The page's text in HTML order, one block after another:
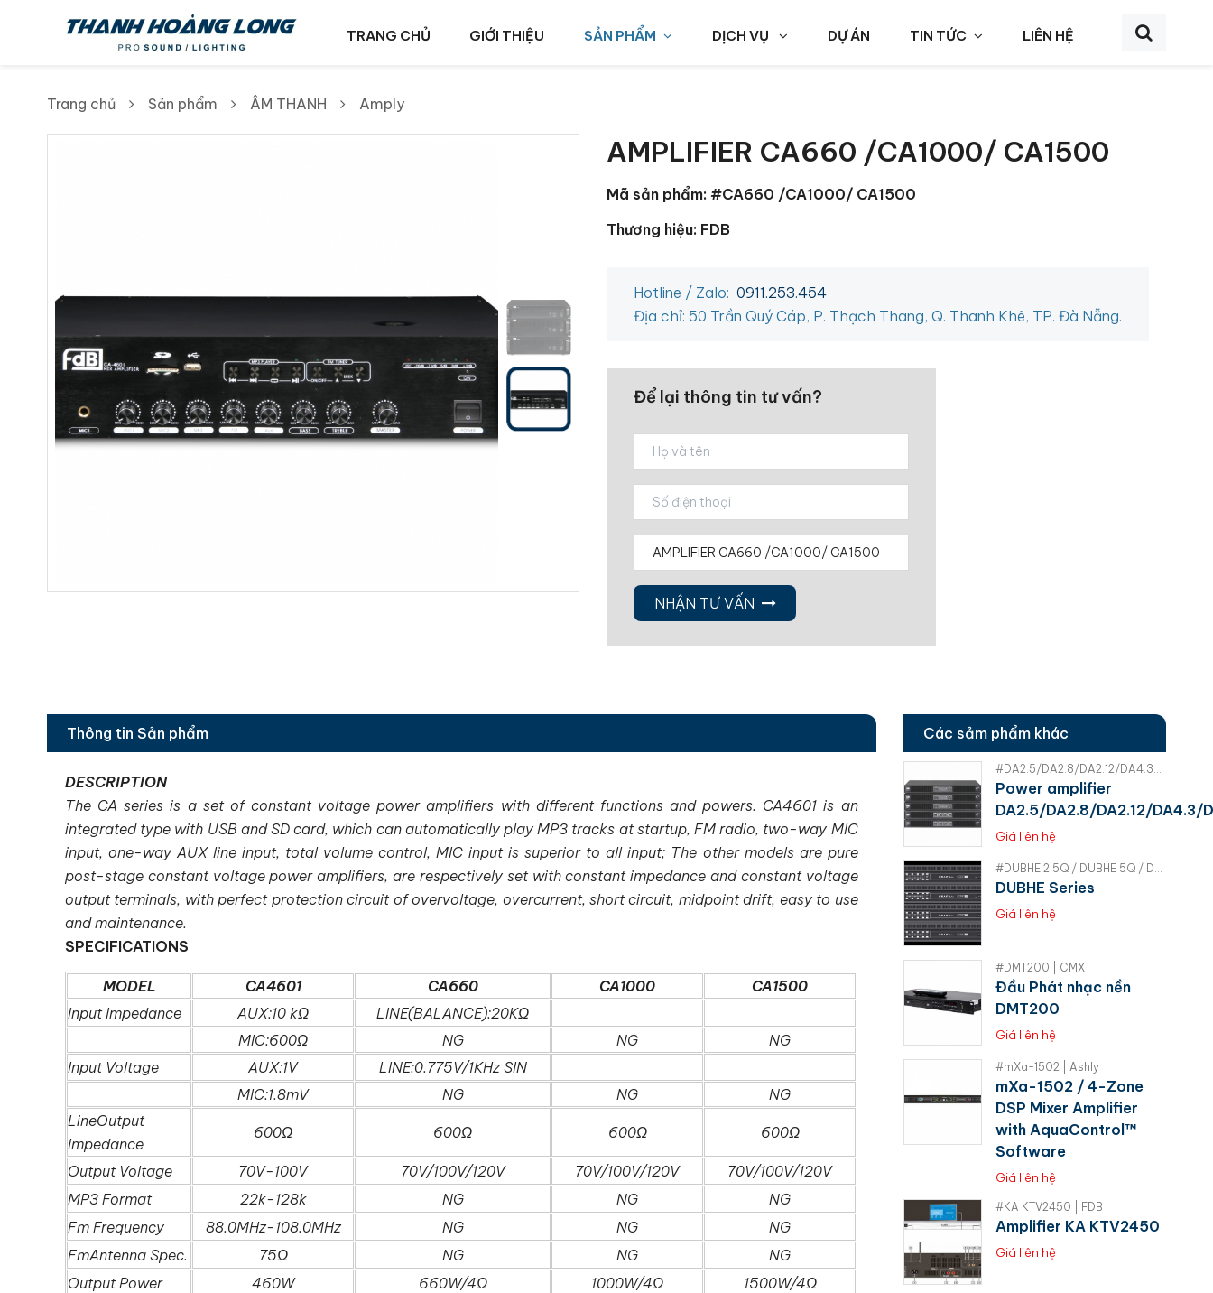
TRANG CHỦ GIỚI THIỆU SẢN PHẨM DỊCH VỤ DỰ ÁN TIN TỨC LIÊN HỆ
Trang chủ Sản phẩm ÂM THANH Amply
AMPLIFIER CA660 /CA1000/ CA1500
Mã sản phẩm: #CA660 /CA1000/ CA1500
Thương hiệu: FDB
Hotline / Zalo: 0911.253.454
Địa chỉ: 50 Trần Quý Cáp, P. Thạch Thang, Q. Thanh Khê, TP. Đà Nẵng.
Để lại thông tin tư vấn?
NHẬN TƯ VẤN
Thông tin Sản phẩm
DESCRIPTION
The CA series is a set of constant voltage power amplifiers with different functions and powers. CA4601 is an
integrated type with USB and SD card, which can automatically play MP3 tracks at startup, FM radio, two-way MIC
input, one-way AUX line input, total volume control, MIC input is superior to all input; The other models are pure
post-stage constant voltage power amplifiers, are respectively set with constant impedance and constant voltage
output terminals, with perfect protection circuit of overvoltage, overcurrent, short circuit, midpoint drift, easy to use
and maintenance.
SPECIFICATIONS
MODEL CA4601 CA660 CA1000
CA1500
Input Impedance
AUX:10 kΩ
LINE(BALANCE):20KΩ
MIC:600Ω
NG NG
NG
Input Voltage
AUX:1V
LINE:0.775V/1KHz SIN
MIC:1.8mV
NG NG
NG
LineOutput
Impedance
600Ω 600Ω 600Ω 600Ω
Output Voltage 70V-100V 70V/100V/120V 70V/100V/120V
70V/100V/120V
MP3 Format
22k-128k NG NG
NG
Fm Frequency
88.0MHz-108.0MHz NG NG
NG
FmAntenna Spec.
75Ω NG NG
NG
Output Power
460W 660W/4Ω 1000W/4Ω
1500W/4Ω
Các sảm phẩm khác
#DA2.5/DA2.8/DA2.12/DA4.3/DA4.6 | FDB
Power amplifier
DA2.5/DA2.8/DA2.12/DA4.3/
Giá liên hệ
DUBHE Series
Giá liên hệ
#DMT200 | CMX
Đầu Phát nhạc nền
DMT200
Giá liên hệ
#mXa-1502 | Ashly
mXa-1502 / 4-Zone
DSP Mixer Amplifier
with AquaControl™
Software
Giá liên hệ
#KA KTV2450 | FDB
Amplifier KA KTV2450
Giá liên hệ